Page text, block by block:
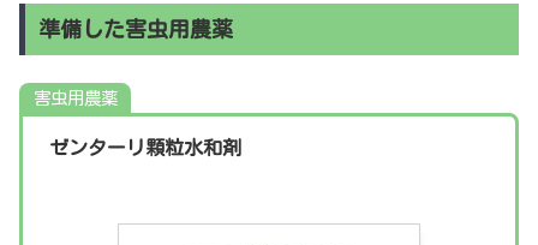
準備した害虫用農薬
害虫用農薬
ゼンターリ顆粒水和剤